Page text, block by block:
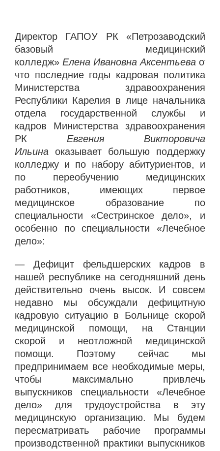
Директор ГАПОУ РК «Петрозаводский
базовый медицинский
колледж» Елена Ивановна Аксентьева
что последние годы кадровая политика
Министерства здравоохранения
Республики Карелия в лице начальника
отдела государственной службы и
кадров Министерства здравоохранения
РК Евгения Викторовича
Ильина оказывает большую поддержку
колледжу и по набору абитуриентов, и
по переобучению медицинских
работников, имеющих первое
медицинское образование по
специальности «Сестринское дело», и
особенно по специальности «Лечебное
дело»:
— Дефицит фельдшерских кадров в
нашей республике на сегодняшний день
действительно очень высок. И совсем
недавно мы обсуждали дефицитную
кадровую ситуацию в Больнице скорой
медицинской помощи, на Станции
скорой и неотложной медицинской
помощи. Поэтому сейчас мы
предпринимаем все необходимые меры,
чтобы максимально привлечь
выпускников специальности «Лечебное
дело» для трудоустройства в эту
медицинскую организацию. Мы будем
пересматривать рабочие программы
производственной практики выпускников